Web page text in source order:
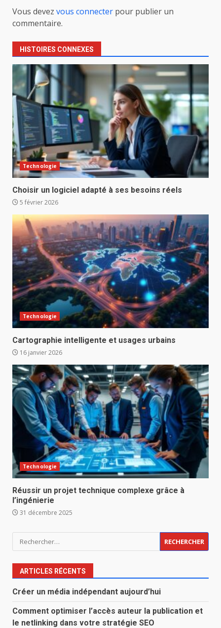
Vous devez vous connecter pour publier un
commentaire.
HISTOIRES CONNEXES
Technologie
Choisir un logiciel adapté à ses besoins réels
5 février 2026
Technologie
Cartographie intelligente et usages urbains
16 janvier 2026
Technologie
Réussir un projet technique complexe grâce à
l’ingénierie
31 décembre 2025
Rechercher :
ARTICLES RÉCENTS
Créer un média indépendant aujourd’hui
Comment optimiser l’accès auteur la publication et
le netlinking dans votre stratégie SEO